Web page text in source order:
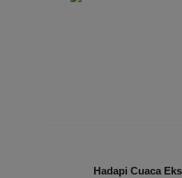
Hadapi Cuaca